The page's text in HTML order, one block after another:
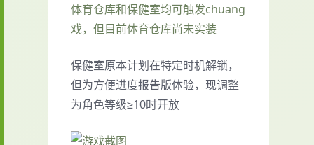
体育仓库和保健室均可触发chuang
戏，但目前体育仓库尚未实装
保健室原本计划在特定时机解锁，
但为方便进度报告版体验，现调整
为角色等级≥10时开放